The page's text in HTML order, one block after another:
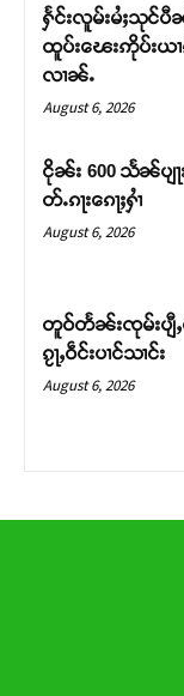
တႃႇႁႂ်ႈသဵင်ၵ
တ်ႇ တူဝ်ႈလုမ်
ႁႅင်းလူမ်းမႆႈသုင်ပီ
ထူပ်းၽေးဢိုပ်းယ
လၢၼ်ႉ
August 6, 2026
ငိုၼ်း 600 သႅၼ်ပျႃ
တ်ႉၵႃးၵေႃႈႁၢႆ
August 6, 2026
တူဝ်တႅၼ်းၸုမ်းပျီ
ၵႂႃႇဝဵင်းပၢင်သၢင်း
August 6, 2026